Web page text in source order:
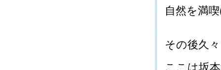
自然を満
その後久
ここは坂